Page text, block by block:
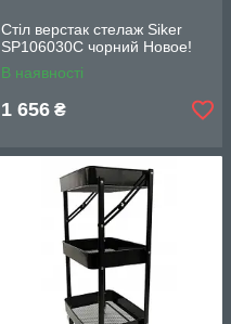
Стіл верстак стелаж Siker
SP106030C чорний Новое!
В наявності
1 656 ₴